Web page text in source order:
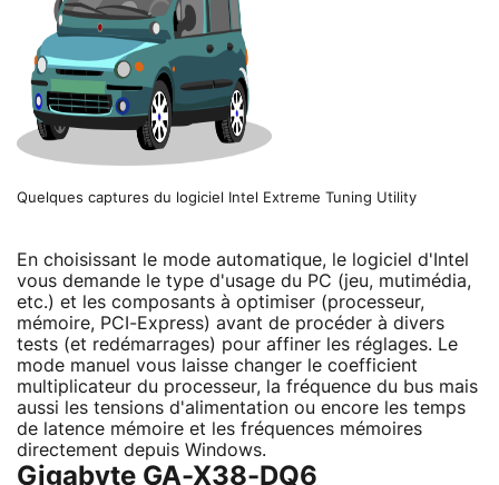
Quelques captures du logiciel Intel Extreme Tuning Utility
En choisissant le mode automatique, le logiciel d'Intel
vous demande le type d'usage du PC (jeu, mutimédia,
etc.) et les composants à optimiser (processeur,
mémoire, PCI-Express) avant de procéder à divers
tests (et redémarrages) pour affiner les réglages. Le
mode manuel vous laisse changer le coefficient
multiplicateur du processeur, la fréquence du bus mais
aussi les tensions d'alimentation ou encore les temps
de latence mémoire et les fréquences mémoires
directement depuis Windows.
Gigabyte GA-X38-DQ6